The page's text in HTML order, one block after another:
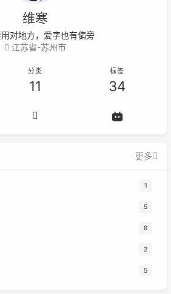
维寒
对地方，爱字也有偏旁
江苏省-苏州市
分类
11
标签
34
更多
1
5
8
2
5